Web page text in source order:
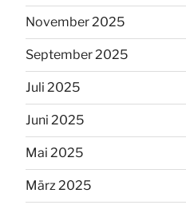
November 2025
September 2025
Juli 2025
Juni 2025
Mai 2025
März 2025